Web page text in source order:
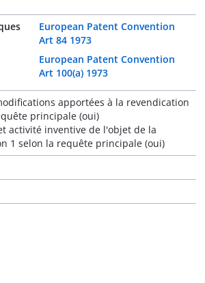
European Patent Convention
Art 84 1973
European Patent Convention
Art 100(a) 1973
apportées à la revendication
principale (oui)
activité inventive de l'objet de la
1 selon la requête principale (oui)